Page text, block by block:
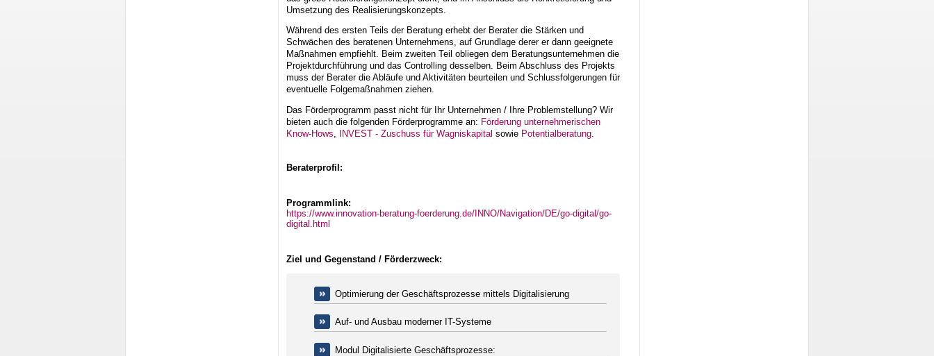
Umsetzung des Realisierungskonzepts.
Während des ersten Teils der Beratung erhebt der Berater die Stärken und
Schwächen des beratenen Unternehmens, auf Grundlage derer er dann geeignete
Maßnahmen empfiehlt. Beim zweiten Teil obliegen dem Beratungsunternehmen die
Projektdurchführung und das Controlling desselben. Beim Abschluss des Projekts
muss der Berater die Abläufe und Aktivitäten beurteilen und Schlussfolgerungen für
eventuelle Folgemaßnahmen ziehen.
Das Förderprogramm passt nicht für Ihr Unternehmen / Ihre Problemstellung? Wir
bieten auch die folgenden Förderprogramme an: Förderung unternehmerischen
Know-Hows, INVEST - Zuschuss für Wagniskapital sowie Potentialberatung.
Beraterprofil:
Programmlink:
https://www.innovation-beratung-foerderung.de/INNO/Navigation/DE/go-digital/go-
digital.html
Ziel und Gegenstand / Förderzweck:
Optimierung der Geschäftsprozesse mittels Digitalisierung
Auf- und Ausbau moderner IT-Systeme
Modul Digitalisierte Geschäftsprozesse: